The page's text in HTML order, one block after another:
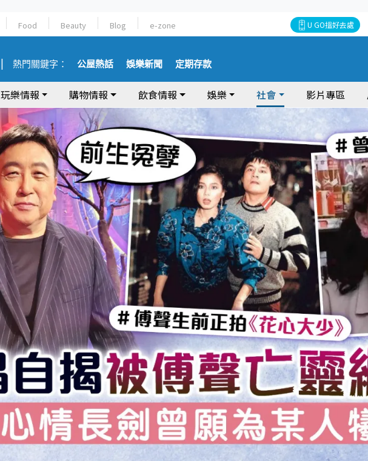
Food Beauty Blog e-zone U GO搵好去處
熱門關鍵字： 公屋熱話 娛樂新聞 定期存款
玩樂情報 購物情報 飲食情報 娛樂 社會 影片專區